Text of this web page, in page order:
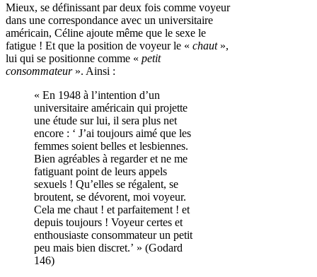
Mieux, se définissant par deux fois comme voyeur
dans une correspondance avec un universitaire
américain, Céline ajoute même que le sexe le
fatigue ! Et que la position de voyeur le « chaut»,
lui qui se positionne comme « petit
consommateur». Ainsi :
« En 1948 à l’intention d’un
universitaire américain qui projette
une étude sur lui, il sera plus net
encore : ‘ J’ai toujours aimé que les
femmes soient belles et lesbiennes.
Bien agréables à regarder et ne me
fatiguant point de leurs appels
sexuels ! Qu’elles se régalent, se
broutent, se dévorent, moi voyeur.
Cela me chaut ! et parfaitement ! et
depuis toujours ! Voyeur certes et
enthousiaste consommateur un petit
peu mais bien discret.’ » (Godard
146)